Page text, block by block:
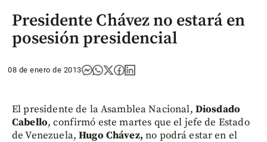
Presidente Chávez no estará en
posesión presidencial
08 de enero de 2013
El presidente de la Asamblea Nacional, Diosdado
Cabello, confirmó este martes que el jefe de Estado
de Venezuela, Hugo Chávez, no podrá estar en el